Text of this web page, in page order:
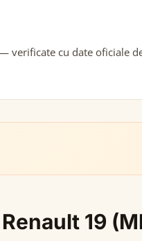
verificate cu date oficiale
19